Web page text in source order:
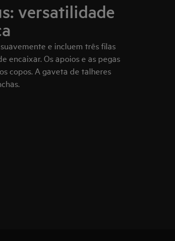
versatilidade
e incluem três filas
encaixar. Os apoios e as pegas
copos. A gaveta de talheres